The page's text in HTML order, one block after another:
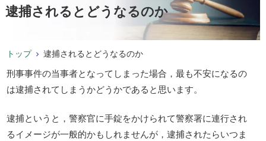
逮捕されるとどうなるのか
トップ 逮捕されるとどうなるのか
刑事事件の当事者となってしまった場合，最も不安になるの
は逮捕されてしまうかどうかであると思います。
逮捕というと，警察官に手錠をかけられて警察署に連行され
るイメージが一般的かもしれませんが，逮捕されたらいつま